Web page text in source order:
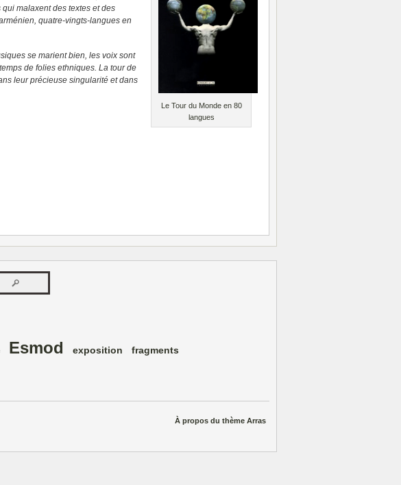
Le Tour du Monde en 80
langues
malaxent des textes et des
quatre-vingts-langues en
se marient bien, les voix sont
de folies ethniques. La tour de
leur précieuse singularité et dans
Esmod exposition fragments
À propos du thème Arras